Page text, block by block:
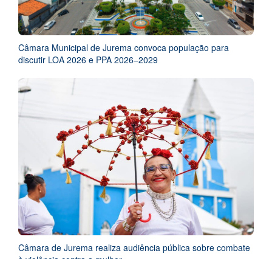
Câmara Municipal de Jurema convoca população para
discutir LOA 2026 e PPA 2026–2029
Câmara de Jurema realiza audiência pública sobre combate